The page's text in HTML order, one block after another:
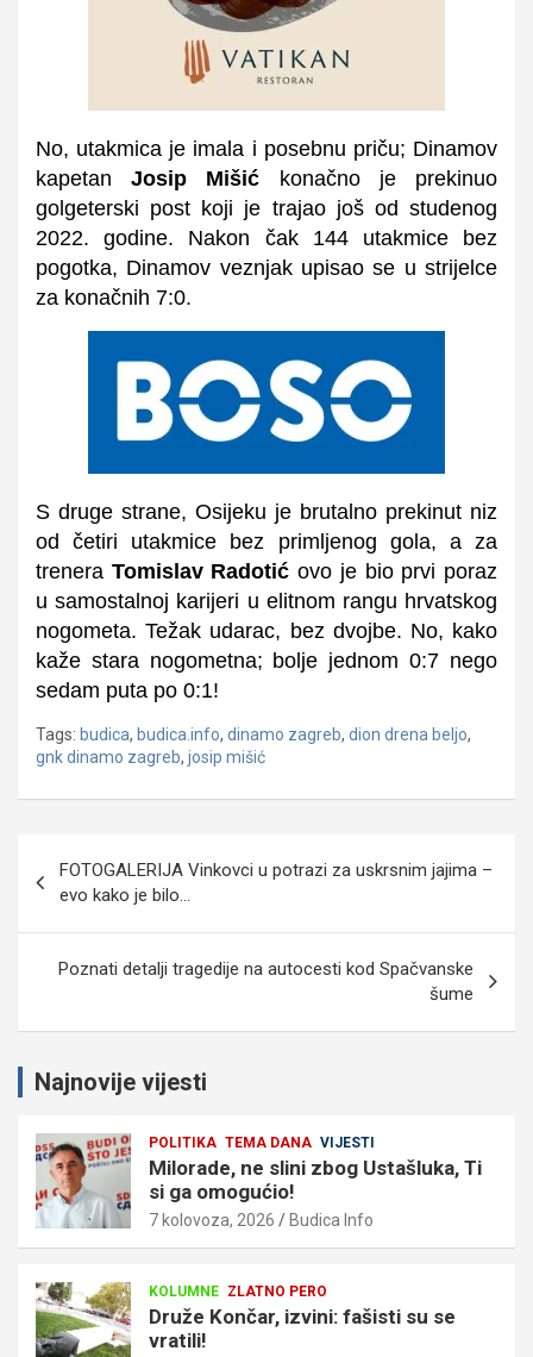
No, utakmica je imala i posebnu priču; Dinamov
kapetanJosip Mišić konačno je prekinuo
golgeterski post koji je trajao još od studenog
2022. godine. Nakon čak 144 utakmice bez
pogotka, Dinamov veznjak upisao se u strijelce
za konačnih 7:0.
S druge strane, Osijeku je brutalno prekinut niz
od četiri utakmice bez primljenog gola, a za
trenera Tomislav Radotić ovo je bio prvi poraz
u samostalnoj karijeri u elitnom rangu hrvatskog
nogometa.Težak udarac, bez dvojbe. No, kako
kaže stara nogometna; bolje jednom 0:7 nego
sedam puta po 0:1!
Tags: budica, budica.info, dinamo zagreb, dion drena beljo,
gnk dinamo zagreb, josip mišić
objava
FOTOGALERIJA Vinkovci u potrazi za uskrsnim jajima –
evo kako je bilo…
Poznati detalji tragedije na autocesti kod Spačvanske
šume
Najnovije vijesti
POLITIKA TEMA DANA VIJESTI
Milorade, ne slini zbog Ustašluka, Ti
si ga omogućio!
7 kolovoza, 2026 Budica Info
KOLUMNE ZLATNO PERO
Druže Končar, izvini: fašisti su se
vratili!